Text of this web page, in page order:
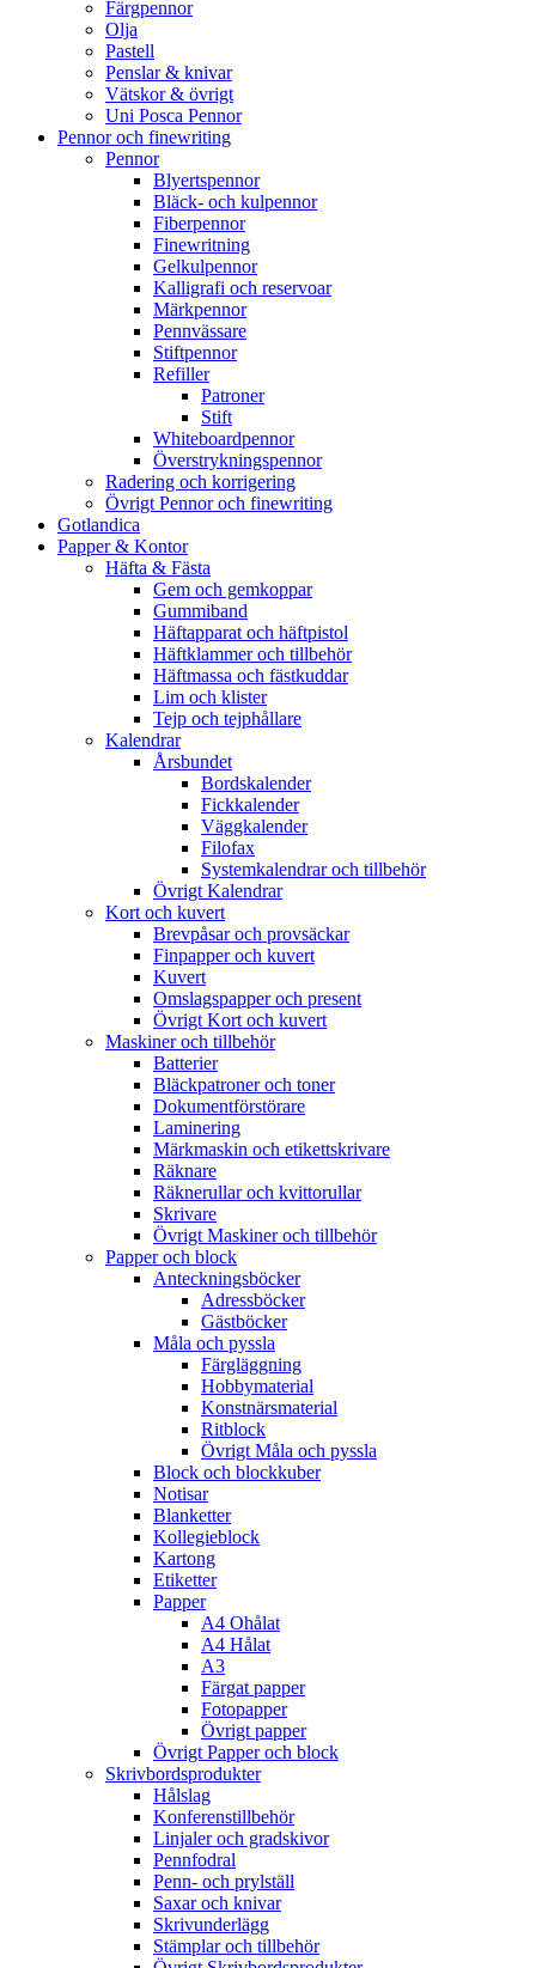
Färgpennor
Olja
Pastell
Penslar & knivar
Vätskor & övrigt
Uni Posca Pennor
Pennor och finewriting
Pennor
Blyertspennor
Bläck- och kulpennor
Fiberpennor
Finewritning
Gelkulpennor
Kalligrafi och reservoar
Märkpennor
Pennvässare
Stiftpennor
Refiller
Patroner
Stift
Whiteboardpennor
Överstrykningspennor
Radering och korrigering
Övrigt Pennor och finewriting
Gotlandica
Papper & Kontor
Häfta & Fästa
Gem och gemkoppar
Gummiband
Häftapparat och häftpistol
Häftklammer och tillbehör
Häftmassa och fästkuddar
Lim och klister
Tejp och tejphållare
Kalendrar
Årsbundet
Bordskalender
Fickkalender
Väggkalender
Filofax
Systemkalendrar och tillbehör
Övrigt Kalendrar
Kort och kuvert
Brevpåsar och provsäckar
Finpapper och kuvert
Kuvert
Omslagspapper och present
Övrigt Kort och kuvert
Maskiner och tillbehör
Batterier
Bläckpatroner och toner
Dokumentförstörare
Laminering
Märkmaskin och etikettskrivare
Räknare
Räknerullar och kvittorullar
Skrivare
Övrigt Maskiner och tillbehör
Papper och block
Anteckningsböcker
Adressböcker
Gästböcker
Måla och pyssla
Färgläggning
Hobbymaterial
Konstnärsmaterial
Ritblock
Övrigt Måla och pyssla
Block och blockkuber
Notisar
Blanketter
Kollegieblock
Kartong
Etiketter
Papper
A4 Ohålat
A4 Hålat
A3
Färgat papper
Fotopapper
Övrigt papper
Övrigt Papper och block
Skrivbordsprodukter
Hålslag
Konferenstillbehör
Linjaler och gradskivor
Pennfodral
Penn- och prylställ
Saxar och knivar
Skrivunderlägg
Stämplar och tillbehör